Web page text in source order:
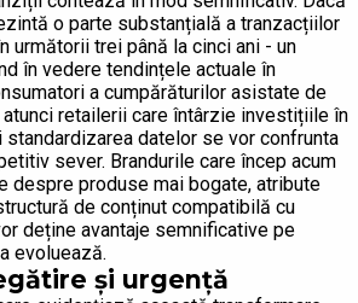
o parte substanțială a tranzacțiilor
următorii trei până la cinci ani - un
în vedere tendințele actuale în
a cumpărăturilor asistate de
retailerii care întârzie investițiile în
datelor se vor confrunta
sever. Brandurile care încep acum
despre produse mai bogate, atribute
de conținut compatibilă cu
deține avantaje semnificative pe
evoluează.
și urgență